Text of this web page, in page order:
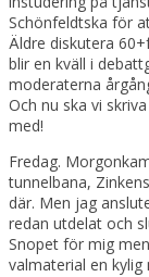
Schönfeldtska för
Äldre diskutera
blir en kväll i
moderaterna
Och nu ska vi
med!
Fredag.
tunnelbana,
där. Men jag
redan utdelat och
Snopet för mig
valmaterial en